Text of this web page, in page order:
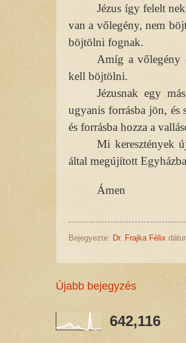
Jézus így felelt
van a vőlegény, nem
böjtölni fognak.
Amíg a vőlegény
kell böjtölni.
Jézusnak egy
ugyanis forrásba jön, és
és forrásba hozza a
Mi keresztények
által megújított
Ámen
Bejegyezte: Dr. Frajka Félix
Újabb bejegyzés
642,116